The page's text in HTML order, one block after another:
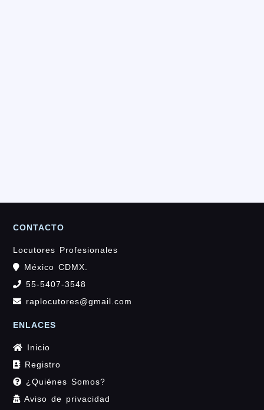
CONTACTO
Locutores Profesionales
México CDMX.
55-5407-3548
raplocutores@gmail.com
ENLACES
Inicio
Registro
¿Quiénes Somos?
Aviso de privacidad